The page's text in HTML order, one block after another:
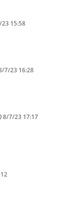
15:58
7/23 16:28
8/7/23 17:17